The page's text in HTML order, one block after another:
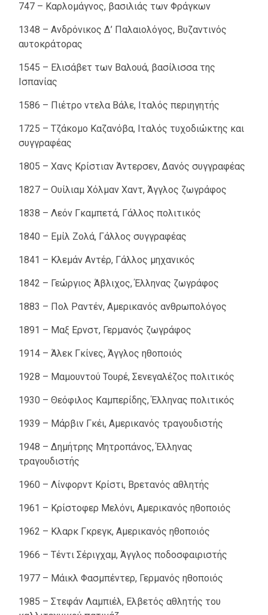
747 – Καρλομάγνος, βασιλιάς των Φράγκων
1348 – Ανδρόνικος Δ’ Παλαιολόγος, Βυζαντινός
αυτοκράτορας
1545 – Ελισάβετ των Βαλουά, βασίλισσα της
Ισπανίας
1586 – Πιέτρο ντελα Βάλε, Ιταλός περιηγητής
1725 – Τζάκομο Καζανόβα, Ιταλός τυχοδιώκτης και
συγγραφέας
1805 – Χανς Κρίστιαν Άντερσεν, Δανός συγγραφέας
1827 – Ουίλιαμ Χόλμαν Χαντ, Άγγλος ζωγράφος
1838 – Λεόν Γκαμπετά, Γάλλος πολιτικός
1840 – Εμίλ Ζολά, Γάλλος συγγραφέας
1841 – Κλεμάν Αντέρ, Γάλλος μηχανικός
1842 – Γεώργιος Άβλιχος, Έλληνας ζωγράφος
1883 – Πολ Ραντέν, Αμερικανός ανθρωπολόγος
1891 – Μαξ Ερνστ, Γερμανός ζωγράφος
1914 – Άλεκ Γκίνες, Άγγλος ηθοποιός
1928 – Μαμουντού Τουρέ, Σενεγαλέζος πολιτικός
1930 – Θεόφιλος Καμπερίδης, Έλληνας πολιτικός
1939 – Μάρβιν Γκέι, Αμερικανός τραγουδιστής
1948 – Δημήτρης Μητροπάνος, Έλληνας
τραγουδιστής
1960 – Λίνφορντ Κρίστι, Βρετανός αθλητής
1961 – Κρίστοφερ Μελόνι, Αμερικανός ηθοποιός
1962 – Κλαρκ Γκρεγκ, Αμερικανός ηθοποιός
1966 – Τέντι Σέριγχαμ, Άγγλος ποδοσφαιριστής
1977 – Μάικλ Φασμπέντερ, Γερμανός ηθοποιός
1985 – Στεφάν Λαμπιέλ, Ελβετός αθλητής του